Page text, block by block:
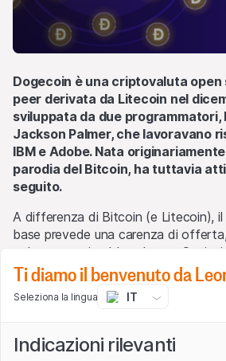
Dogecoin è una criptovaluta
peer derivata da Litecoin nel
sviluppata da due programmatori,
Jackson Palmer, che lavoravano
IBM e Adobe. Nata
parodia del Bitcoin, ha tuttavia
seguito.
A differenza di Bitcoin (e Litecoin),
base prevede una carenza di
volutamente in abbondanza. Ogni
generate 10.000 nuovi Dogecoin e
massimo. Dogecoin è quindi una
inflazionistica (anche se il tasso di
Costituita nel 2014, la Fondazione
Ti diamo il benvenuto da
Seleziona la lingua IT
Indicazioni rilevanti